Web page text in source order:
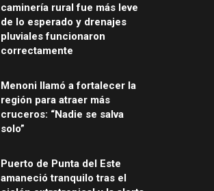
caminería rural fue más leve
de lo esperado y drenajes
pluviales funcionaron
correctamente
Menoni llamó a fortalecer la
región para atraer más
cruceros: “Nadie se salva
solo”
Puerto de Punta del Este
amaneció tranquilo tras el